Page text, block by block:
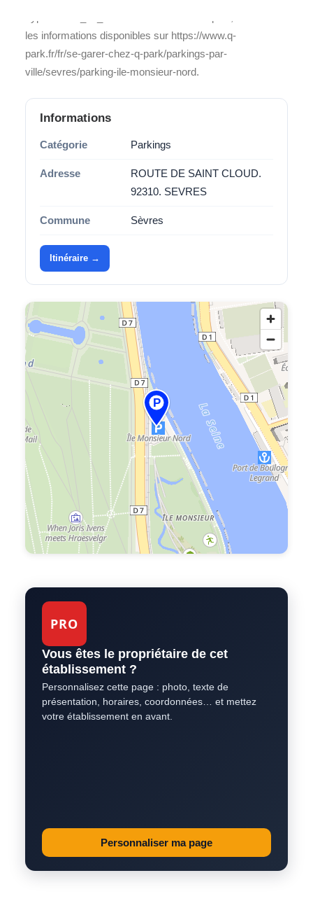
les informations disponibles sur https://www.q-
park.fr/fr/se-garer-chez-q-park/parkings-par-
ville/sevres/parking-ile-monsieur-nord.
Informations
Catégorie Parkings
Adresse
ROUTE DE SAINT CLOUD.
92310. SEVRES
Commune Sèvres
Itinéraire →
P
PRO
Vous êtes le propriétaire de cet
établissement ?
Personnalisez cette page : photo, texte de
présentation, horaires, coordonnées… et mettez
votre établissement en avant.
Personnaliser ma page